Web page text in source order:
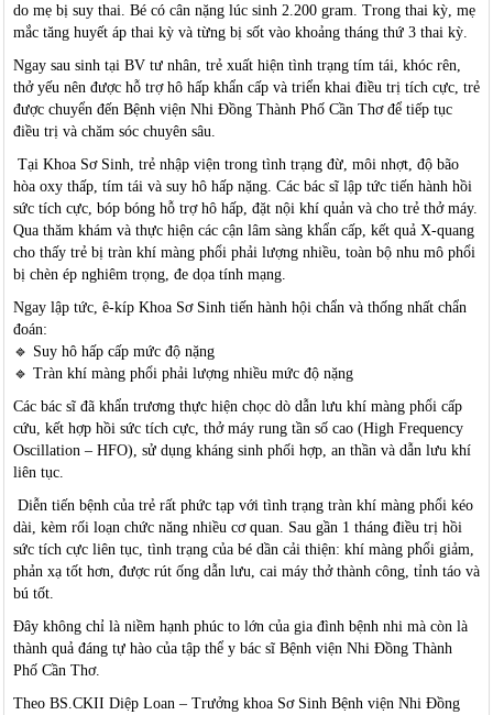
do mẹ bị suy thai. Bé có cân nặng lúc sinh 2.200 gram. Trong thai kỳ, mẹ
mắc tăng huyết áp thai kỳ và từng bị sốt vào khoảng tháng thứ 3 thai kỳ.
Ngay sau sinh tại BV tư nhân, trẻ xuất hiện tình trạng tím tái, khóc rên,
thở yếu nên được hỗ trợ hô hấp khẩn cấp và triển khai điều trị tích cực, trẻ
được chuyển đến Bệnh viện Nhi Đồng Thành Phố Cần Thơ để tiếp tục
điều trị và chăm sóc chuyên sâu.
Tại Khoa Sơ Sinh, trẻ nhập viện trong tình trạng đừ, môi nhợt, độ bão
hòa oxy thấp, tím tái và suy hô hấp nặng. Các bác sĩ lập tức tiến hành hồi
sức tích cực, bóp bóng hỗ trợ hô hấp, đặt nội khí quản và cho trẻ thở máy.
Qua thăm khám và thực hiện các cận lâm sàng khẩn cấp, kết quả X-quang
cho thấy trẻ bị tràn khí màng phổi phải lượng nhiều, toàn bộ nhu mô phổi
bị chèn ép nghiêm trọng, đe dọa tính mạng.
Ngay lập tức, ê-kíp Khoa Sơ Sinh tiến hành hội chẩn và thống nhất chẩn
đoán:
🔹 Suy hô hấp cấp mức độ nặng
🔹 Tràn khí màng phổi phải lượng nhiều mức độ nặng
Các bác sĩ đã khẩn trương thực hiện chọc dò dẫn lưu khí màng phổi cấp
cứu, kết hợp hồi sức tích cực, thở máy rung tần số cao (High Frequency
Oscillation – HFO), sử dụng kháng sinh phối hợp, an thần và dẫn lưu khí
liên tục.
Diễn tiến bệnh của trẻ rất phức tạp với tình trạng tràn khí màng phổi kéo
dài, kèm rối loạn chức năng nhiều cơ quan. Sau gần 1 tháng điều trị hồi
sức tích cực liên tục, tình trạng của bé dần cải thiện: khí màng phổi giảm,
phản xạ tốt hơn, được rút ống dẫn lưu, cai máy thở thành công, tỉnh táo và
bú tốt.
Đây không chỉ là niềm hạnh phúc to lớn của gia đình bệnh nhi mà còn là
thành quả đáng tự hào của tập thể y bác sĩ Bệnh viện Nhi Đồng Thành
Phố Cần Thơ.
Theo BS.CKII Diệp Loan – Trưởng khoa Sơ Sinh Bệnh viện Nhi Đồng